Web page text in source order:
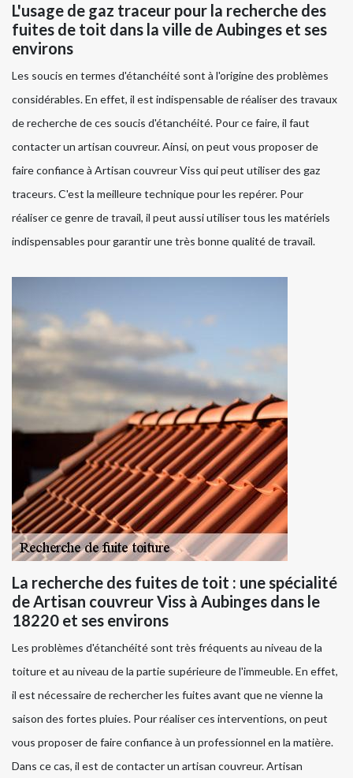
L'usage de gaz traceur pour la recherche des
fuites de toit dans la ville de Aubinges et ses
environs
Les soucis en termes d'étanchéité sont à l'origine des problèmes
considérables. En effet, il est indispensable de réaliser des travaux
de recherche de ces soucis d'étanchéité. Pour ce faire, il faut
contacter un artisan couvreur. Ainsi, on peut vous proposer de
faire confiance à Artisan couvreur Viss qui peut utiliser des gaz
traceurs. C'est la meilleure technique pour les repérer. Pour
réaliser ce genre de travail, il peut aussi utiliser tous les matériels
indispensables pour garantir une très bonne qualité de travail.
La recherche des fuites de toit : une spécialité
de Artisan couvreur Viss à Aubinges dans le
18220 et ses environs
Les problèmes d'étanchéité sont très fréquents au niveau de la
toiture et au niveau de la partie supérieure de l'immeuble. En effet,
il est nécessaire de rechercher les fuites avant que ne vienne la
saison des fortes pluies. Pour réaliser ces interventions, on peut
vous proposer de faire confiance à un professionnel en la matière.
Dans ce cas, il est de contacter un artisan couvreur. Artisan